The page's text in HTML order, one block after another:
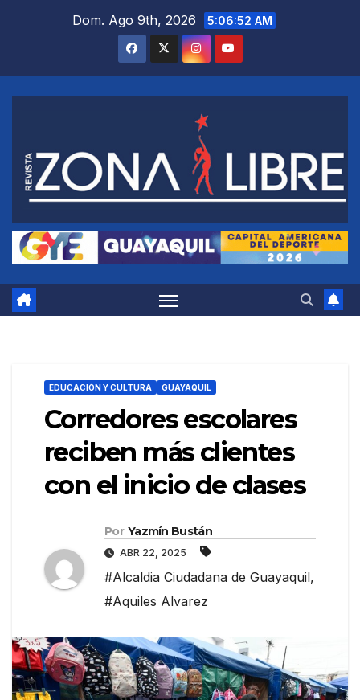
Dom. Ago 9th, 2026 5:06:53 AM
EDUCACIÓN Y CULTURA GUAYAQUIL
Corredores escolares
reciben más clientes
con el inicio de clases
Por Yazmín Bustán
ABR 22, 2025
#Alcaldia Ciudadana de Guayaquil,
#Aquiles Alvarez